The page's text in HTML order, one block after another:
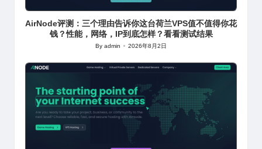
AirNode评测：三个理由告诉你这台荷兰VPS值不值得你花
钱？性能，网络，IP到底怎样？看看测试结果
Posted
Byadmin 2026年8月2日